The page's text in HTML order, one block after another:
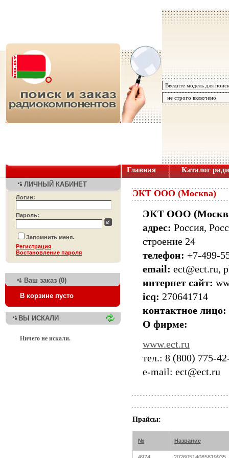
Главная Каталог
ЛИЧНЫЙ КАБИНЕТ
Логин:
Пароль:
Запомнить меня.
Регистрация
Bостановление пароля
Ваш заказ (0)
В корзине пусто
ВЫ ИСКАЛИ
Ничего не искали.
ЭКТ ООО (Москва)
ЭКТ ООО
адрес: Россия,
строение 24
телефон: +7-499-
email: ect@ect.ru,
интернет сайт:
icq: 270641714
контактное лицо:
О фирме:
www.ect.ru
тел.: 8 (800) 775-
e-mail: ect@ect.ru
Прайсы:
№ Название